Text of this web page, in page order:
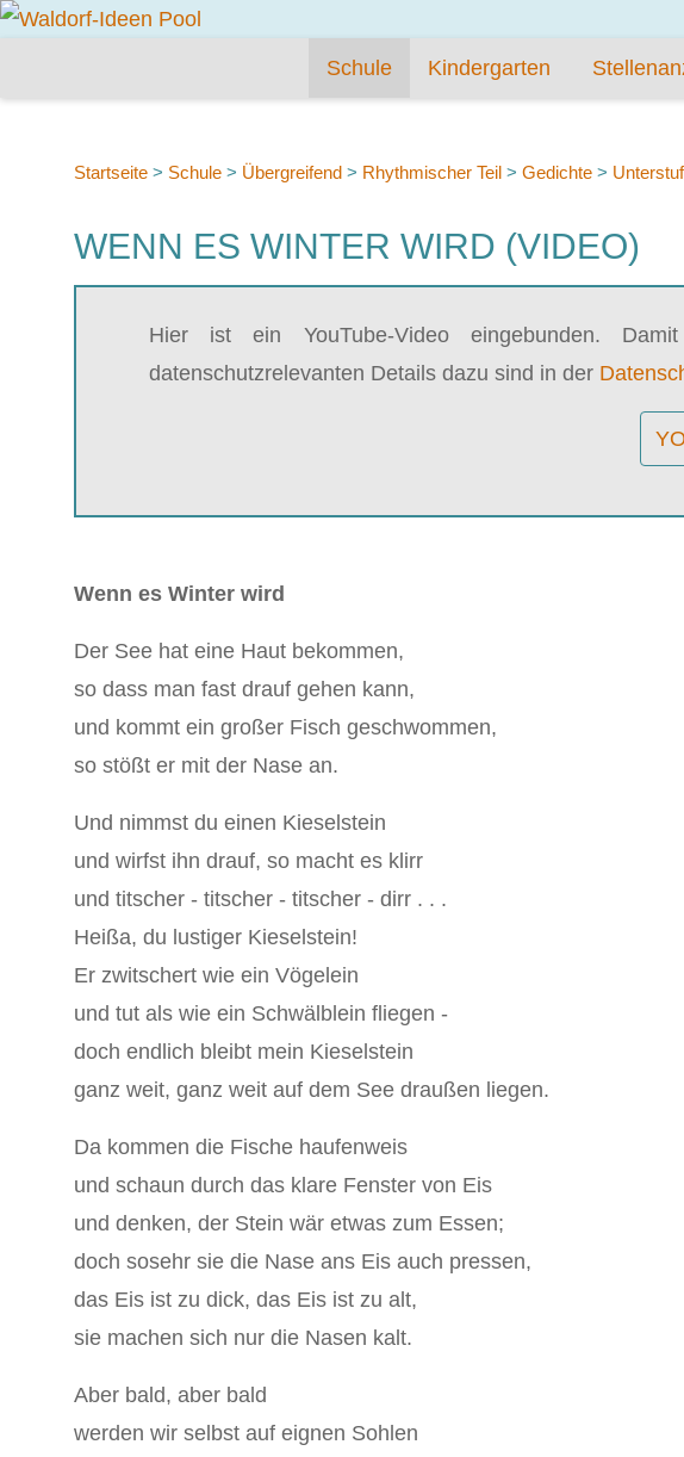
Schule Kindergarten
Startseite > Schule > Übergreifend > Rhythmischer Teil > Gedichte >
WENN ES WINTER WIRD (VIDEO)
Hier ist ein YouTube-Video eingebunden.
datenschutzrelevanten Details dazu sind in der
Wenn es Winter wird
Der See hat eine Haut bekommen,
so dass man fast drauf gehen kann,
und kommt ein großer Fisch geschwommen,
so stößt er mit der Nase an.
Und nimmst du einen Kieselstein
und wirfst ihn drauf, so macht es klirr
und titscher - titscher - titscher - dirr . . .
Heißa, du lustiger Kieselstein!
Er zwitschert wie ein Vögelein
und tut als wie ein Schwälblein fliegen -
doch endlich bleibt mein Kieselstein
ganz weit, ganz weit auf dem See draußen liegen.
Da kommen die Fische haufenweis
und schaun durch das klare Fenster von Eis
und denken, der Stein wär etwas zum Essen;
doch sosehr sie die Nase ans Eis auch pressen,
das Eis ist zu dick, das Eis ist zu alt,
sie machen sich nur die Nasen kalt.
Aber bald, aber bald
werden wir selbst auf eignen Sohlen